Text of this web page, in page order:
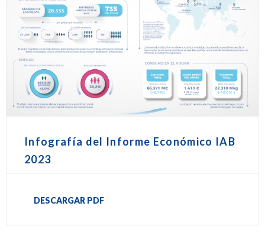
Infografía del Informe Económico IAB
2023
DESCARGAR PDF